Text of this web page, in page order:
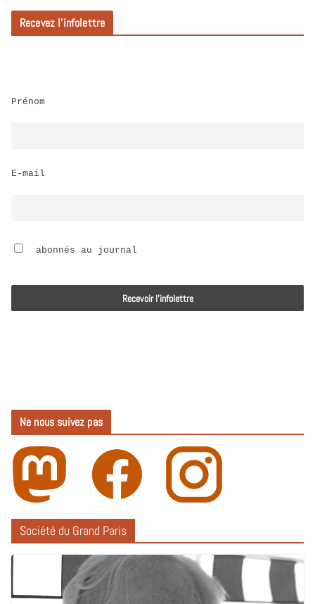
Société du Grand Paris
c
t
r
i
Recevez l’infolettre
Prénom
E-mail
abonnés au journal
Ne nous suivez pas